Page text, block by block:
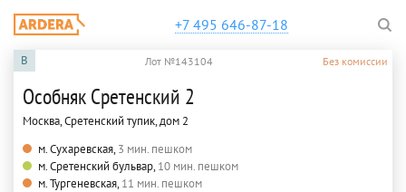
+7 495 646-87-18
B Лот №143104 Без комиссии
Особняк Сретенский 2
Москва, Сретенский тупик, дом 2
м. Сухаревская,3 мин. пешком
м. Сретенский бульвар,10 мин. пешком
м. Тургеневская,11 мин. пешком